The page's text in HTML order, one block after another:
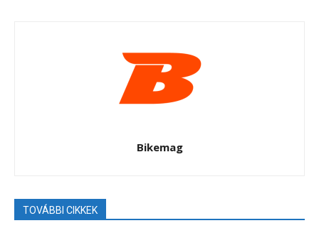
Bikemag
TOVÁBBI CIKKEK